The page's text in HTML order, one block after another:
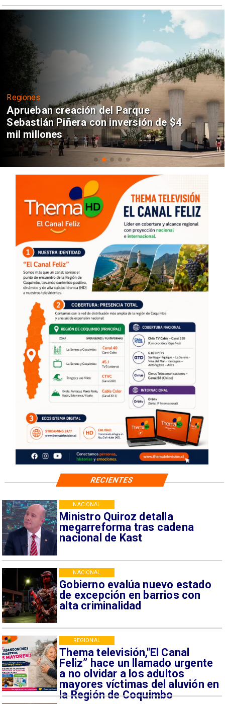
Regiones
Aprueban creación del Parque
Sebastián Piñera con inversión de $4
mil millones
Ministro Quiroz detalla
megarreforma tras cadena
nacional de Kast
NACIONAL
Gobierno evalúa nuevo estado
de excepción en barrios con
alta criminalidad
NACIONAL
Thema televisión,"El Canal
Feliz” hace un llamado urgente
a no olvidar a los adultos
mayores víctimas del aluvión en
la Región de Coquimbo
REGIONAL
RECIENTES